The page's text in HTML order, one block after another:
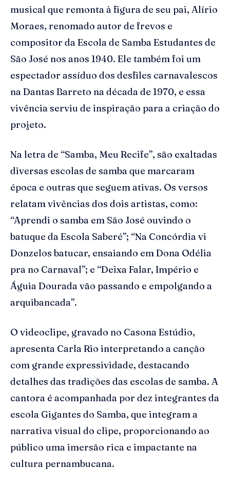
musical que remonta à figura de seu pai, Alírio
Moraes, renomado autor de frevos e
compositor da Escola de Samba Estudantes de
São José nos anos 1940. Ele também foi um
espectador assíduo dos desfiles carnavalescos
na Dantas Barreto na década de 1970, e essa
vivência serviu de inspiração para a criação do
projeto.
Na letra de “Samba, Meu Recife”, são exaltadas
diversas escolas de samba que marcaram
época e outras que seguem ativas. Os versos
relatam vivências dos dois artistas, como:
“Aprendi o samba em São José ouvindo o
batuque da Escola Saberé”; “Na Concórdia vi
Donzelos batucar, ensaiando em Dona Odélia
pra no Carnaval”; e “Deixa Falar, Império e
Águia Dourada vão passando e empolgando a
arquibancada”.
O videoclipe, gravado no Casona Estúdio,
apresenta Carla Rio interpretando a canção
com grande expressividade, destacando
detalhes das tradições das escolas de samba. A
cantora é acompanhada por dez integrantes da
escola Gigantes do Samba, que integram a
narrativa visual do clipe, proporcionando ao
público uma imersão rica e impactante na
cultura pernambucana.